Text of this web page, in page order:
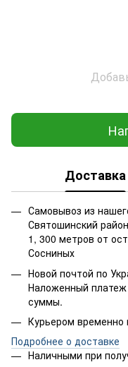
Доставка
Самовывоз из
Святошинский
1, 300 метров от
Сосниных
Новой почтой по
Наложенный платеж
суммы.
Курьером временно
Подробнее о доставке
Наличными при